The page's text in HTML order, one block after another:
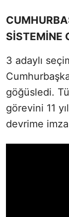
SİSTEMİNE
3 adaylı
göğüsledi.
görevini 11
devrime